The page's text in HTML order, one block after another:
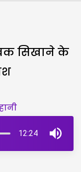
सिखाने के
12:24